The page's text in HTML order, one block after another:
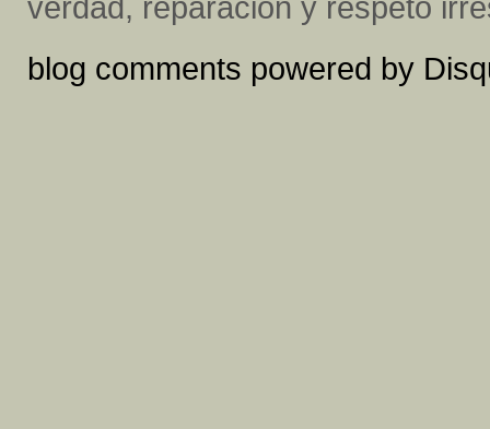
verdad, reparación y respeto
blog comments powered by